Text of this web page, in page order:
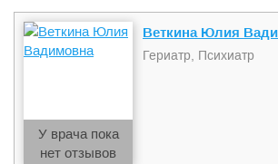
У врача пока
нет отзывов
Веткина Юлия
Гериатр, Психиатр